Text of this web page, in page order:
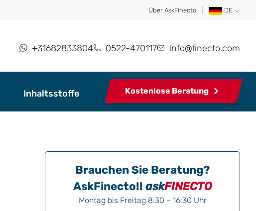
Über AskFinecto DE
+31682833804 0522-470117 info@finecto.com
Inhaltsstoffe Kostenlose Beratung
Brauchen Sie Beratung?
AskFinecto!! askFINECTO
Montag bis Freitag 8:30 – 16:30 Uhr